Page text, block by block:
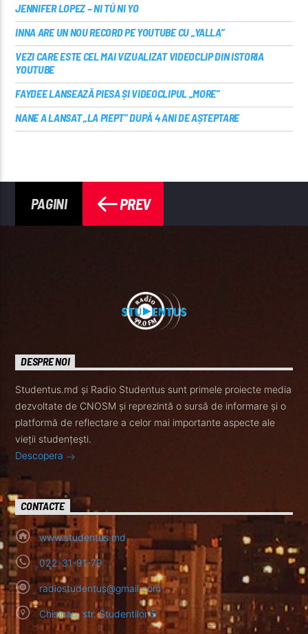
JENNIFER LOPEZ – NI TÚ NI YO
INNA ARE UN NOU RECORD PE YOUTUBE CU „YALLA”
VEZI CARE ESTE CEL MAI VIZUALIZAT VIDEOCLIP DIN ISTORIA
YOUTUBE
FAYDEE LANSEAZĂ PIESA ȘI VIDEOCLIPUL „MORE”
NANE A LANSAT „LA PIEPT” DUPĂ 4 ANI DE AȘTEPTARE
PAGINI PREV
DESPRE NOI
Studentus.md și Radio Studentus sunt primele proiecte media
dezvoltate de CNOSM și reprezintă o sursă de informare și o
platformă de reflectare a celor mai importante aspecte ale
vieții studențești.
Descopera
CONTACTE
www.studentus.md
022-31-91-79
radiostudentus@gmail.com
Chisinau, str. Studentilor 5